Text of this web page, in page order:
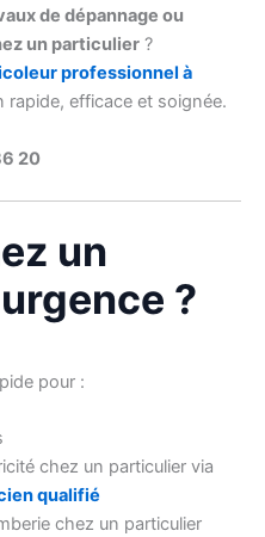
de dépannage ou
un particulier ?
professionnel à
rapide, efficace et soignée.
20
un
?
pour :
chez un particulier via
qualifié
chez un particulier